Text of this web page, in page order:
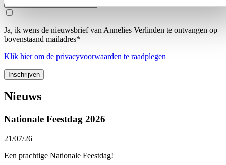
Ja, ik wens de nieuwsbrief van Annelies Verlinden te ontvangen op
bovenstaand mailadres*
Klik hierom de privacyvoorwaarden te raadplegen
Nieuws
Nationale Feestdag 2026
21/07/26
Een prachtige Nationale Feestdag!